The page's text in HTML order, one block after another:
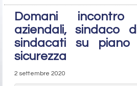
Domani
aziendali, sindaco
sindacati su piano
sicurezza
2 settembre 2020